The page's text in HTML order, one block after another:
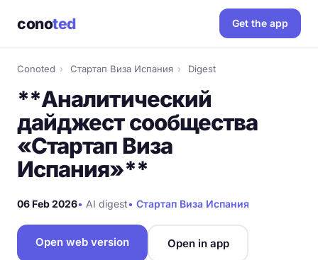
conoted Get the app
Conoted › Стартап Виза Испания › Digest
**Аналитический
дайджест сообщества
«Стартап Виза
Испания»**
06 Feb 2026• AI digest• Стартап Виза Испания
Open web version Open in app